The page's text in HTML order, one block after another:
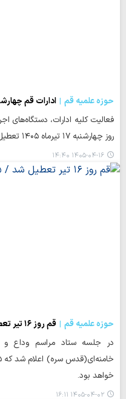
حوزه علمیه قم
ادارات قم
فعالیت کلیه ادارات، دستگاه‌های
روز چهارشنبه ۱۷ تیرماه ۱۴۰۵ تعطیل/محدود خواهد بود.
۱۴۰۵-۰۴-۱۶ ۱۴:۴۰
حوزه علمیه قم
قم روز ۱۶ تیر تعطیل شد / ۱۵ تیر تعطیلی کل کشور
در جلسه ستاد مراسم وداع
خواهد بود.
۱۴۰۵-۰۴-۰۲ ۱۶:۱۱